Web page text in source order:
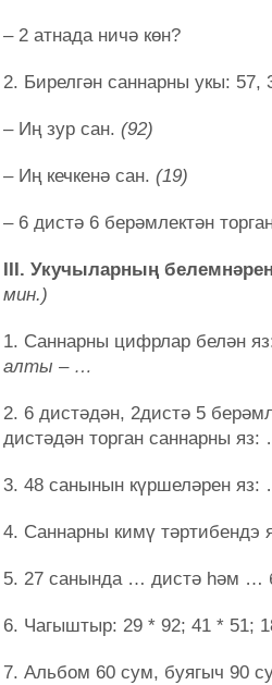
– 2 атнада ничә көн?
2. Бирелгән саннарны укы: 57,
– Иң зур сан. (92)
– Иң кечкенә сан. (19)
– 6 дистә 6 берәмлектән
III. Укучыларның
мин.)
1. Саннарны цифрлар белән
алты – …
2. 6 дистәдән, 2дистә 5
дистәдән торган саннарны
3. 48 санынын күршеләрен яз:
4. Саннарны кимү тәртибендэ
5. 27 санында … дистә һәм …
6. Чагыштыр: 29 * 92; 41 * 51;
7. Альбом 60 сум, буягыч 90